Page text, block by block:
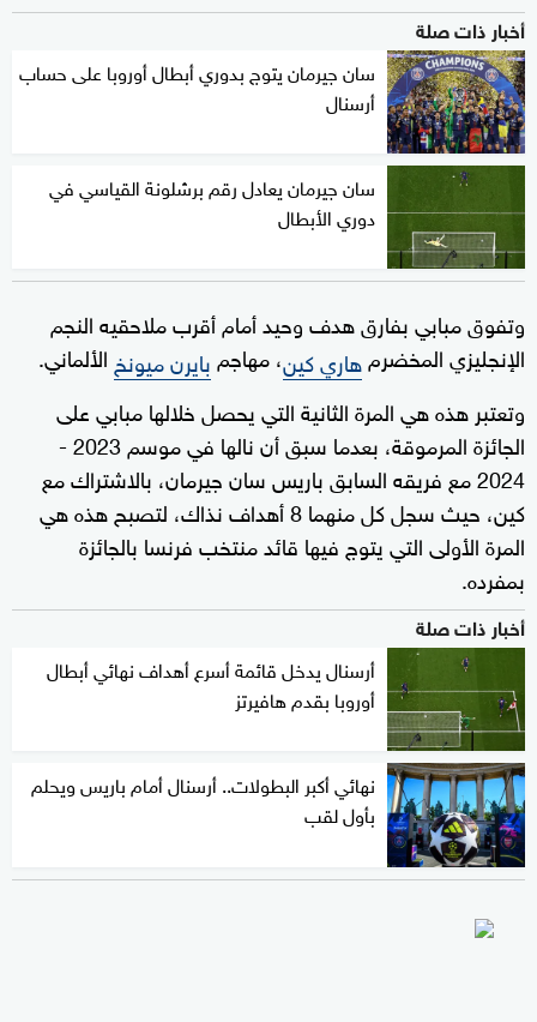
أخبار ذات صلة
سان جيرمان يتوج بدوري أبطال أوروبا على حساب
أرسنال
سان جيرمان يعادل رقم برشلونة القياسي في
دوري الأبطال
وتفوق مبابي بفارق هدف وحيد أمام أقرب ملاحقيه النجم
الإنجليزي المخضرمهاري كين، مهاجم بايرن ميونخالألماني.
وتعتبر هذه هي المرة الثانية التي يحصل خلالها مبابي على
الجائزة المرموقة، بعدما سبق أن نالها في موسم 2023 -
2024 مع فريقه السابق باريس سان جيرمان، بالاشتراك مع
كين، حيث سجل كل منهما 8 أهداف نذاك، لتصبح هذه هي
المرة الأولى التي يتوج فيها قائد منتخب فرنسا بالجائزة
بمفرده.
أخبار ذات صلة
أرسنال يدخل قائمة أسرع أهداف نهائي أبطال
أوروبا بقدم هافيرتز
نهائي أكبر البطولات.. أرسنال أمام باريس ويحلم
بأول لقب